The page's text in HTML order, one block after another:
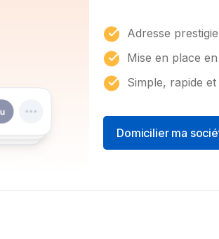
Adresse
Mise en place
Simple, rapide
Domicilier ma